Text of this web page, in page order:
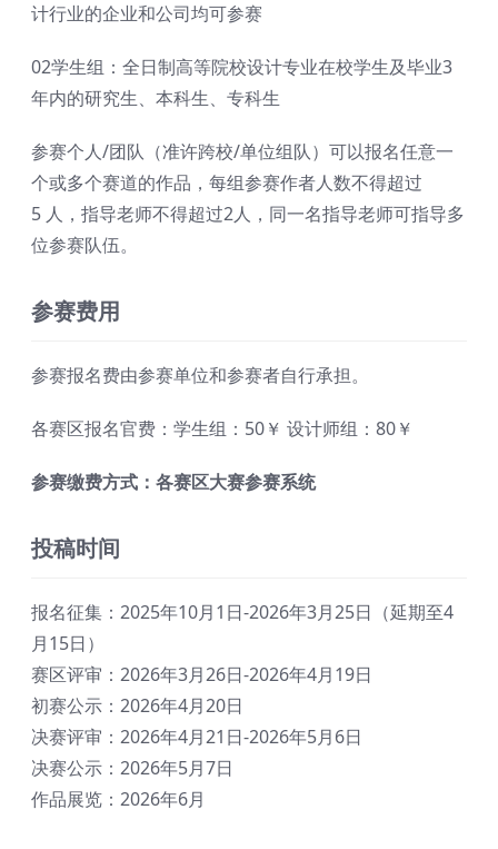
计行业的企业和公司均可参赛
02学生组：全日制高等院校设计专业在校学生及毕业3
年内的研究生、本科生、专科生
参赛个人/团队（准许跨校/单位组队）可以报名任意一
个或多个赛道的作品，每组参赛作者人数不得超过
5 人，指导老师不得超过2人，同一名指导老师可指导多
位参赛队伍。
参赛费用
参赛报名费由参赛单位和参赛者自行承担。
各赛区报名官费：学生组：50￥ 设计师组：80￥
参赛缴费方式：各赛区大赛参赛系统
投稿时间
报名征集：2025年10月1日-2026年3月25日（延期至4
月15日）
赛区评审：2026年3月26日-2026年4月19日
初赛公示：2026年4月20日
决赛评审：2026年4月21日-2026年5月6日
决赛公示：2026年5月7日
作品展览：2026年6月